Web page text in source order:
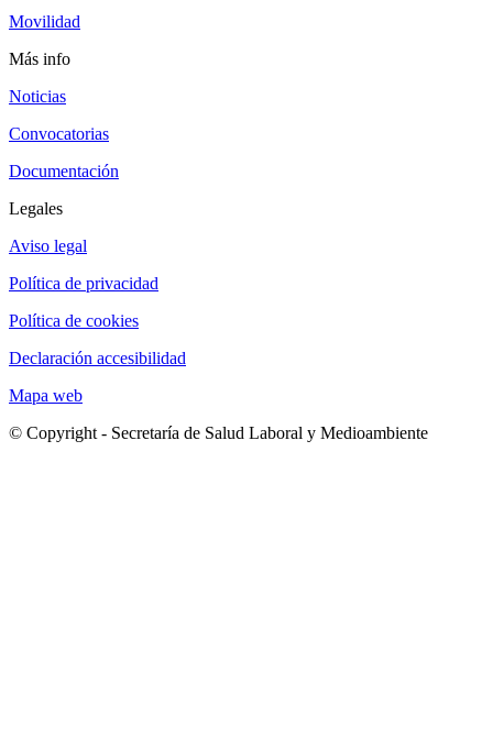
Movilidad
Más info
Noticias
Convocatorias
Documentación
Legales
Aviso legal
Política de privacidad
Política de cookies
Declaración accesibilidad
Mapa web
© Copyright - Secretaría de Salud Laboral y Medioambiente